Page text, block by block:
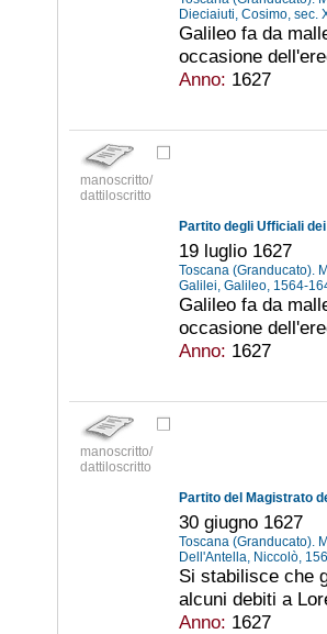
Dieciaiuti, Cosimo, sec.
Galileo fa da
occasione
Anno: 1627
manoscritto/
dattiloscritto
19 luglio 1627
Toscana (Granducato).
Galilei, Galileo, 1564-
Galileo fa da
occasione
Anno: 1627
manoscritto/
dattiloscritto
30 giugno 1627
Toscana (Granducato).
Dell'Antella, Niccolò,
Si stabilisce che
alcuni debiti a
Anno: 1627